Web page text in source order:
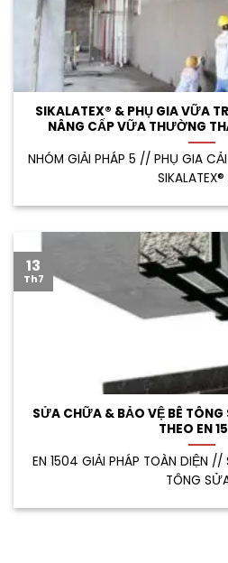
SIKALATEX® & PHỤ GIA VỮA
NÂNG CẤP VỮA THƯỜNG
NHÓM GIẢI PHÁP 5 // PHỤ GIA
SỬA CHỮA & BẢO VỆ BÊ
THEO EN
EN 1504 GIẢI PHÁP TOÀN DIỆN
TÔNG
13
Th7